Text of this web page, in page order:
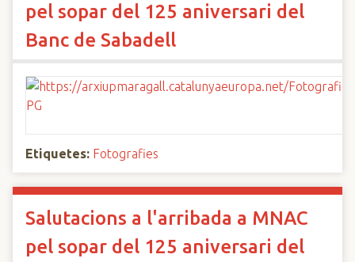
pel sopar del 125 aniversari del
Banc de Sabadell
Etiquetes: Fotografies
Salutacions a l'arribada a MNAC
pel sopar del 125 aniversari del